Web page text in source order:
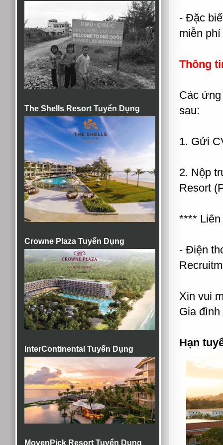
The Shells Resort Tuyển Dụng
Crowne Plaza Tuyển Dụng
InterContinental Tuyển Dụng
MovenPick Resort Tuyển Dụng
- Đặc
miễn
Thông
Các
sau:
1. Gửi
2. Nộp
Resort
**** Liên
- Điện
Xin vui
Gia đình
Hạn